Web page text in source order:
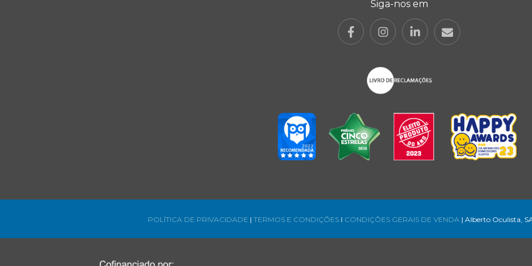
Siga-nos em
POLÍTICA DE PRIVACIDADE | TERMOS E CONDIÇÕES l CONDIÇÕES GERAIS DE VENDA | Alberto Oculista,